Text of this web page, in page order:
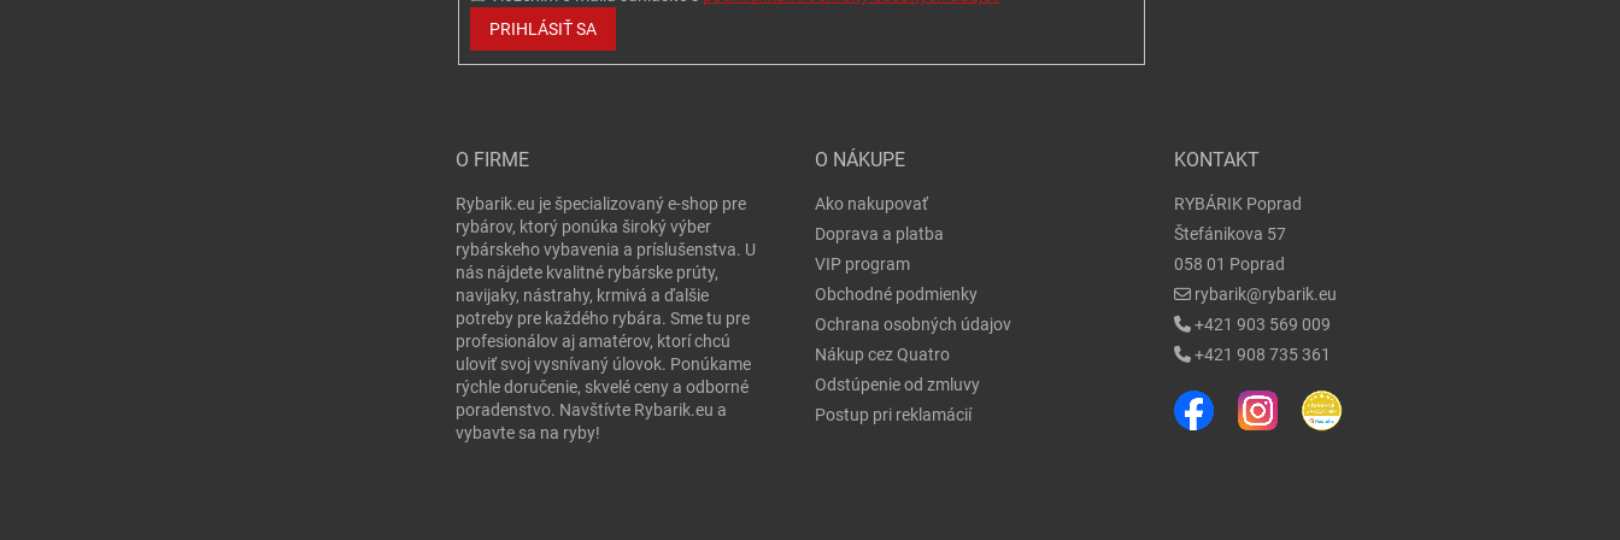
PRIHLÁSIŤ SA
O FIRME
Rybarik.eu je špecializovaný e-shop pre
rybárov, ktorý ponúka široký výber
rybárskeho vybavenia a príslušenstva. U
nás nájdete kvalitné rybárske prúty,
navijaky, nástrahy, krmivá a ďalšie
potreby pre každého rybára. Sme tu pre
profesionálov aj amatérov, ktorí chcú
uloviť svoj vysnívaný úlovok. Ponúkame
rýchle doručenie, skvelé ceny a odborné
poradenstvo. Navštívte Rybarik.eu a
vybavte sa na ryby!
O NÁKUPE
Ako nakupovať
Doprava a platba
VIP program
Obchodné podmienky
Ochrana osobných údajov
Nákup cez Quatro
Odstúpenie od zmluvy
Postup pri reklamácií
KONTAKT
RYBÁRIK Poprad
Štefánikova 57
058 01 Poprad
rybarik@rybarik.eu
+421 903 569 009
+421 908 735 361